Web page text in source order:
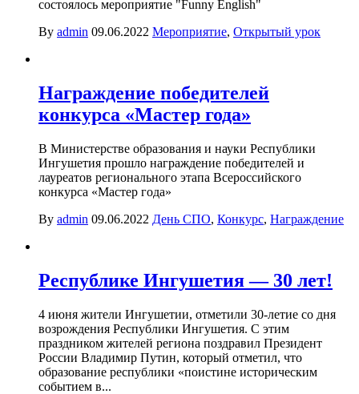
состоялось мероприятие "Funny English"
By admin 09.06.2022 Мероприятие, Открытый урок
Награждение победителей
конкурса «Мастер года»
В Министерстве образования и науки Республики
Ингушетия прошло награждение победителей и
лауреатов регионального этапа Всероссийского
конкурса «Мастер года»
By admin 09.06.2022 День СПО, Конкурс, Награждение
Республике Ингушетия — 30 лет!
4 июня жители Ингушетии, отметили 30-летие со дня
возрождения Республики Ингушетия. С этим
праздником жителей региона поздравил Президент
России Владимир Путин, который отметил, что
образование республики «поистине историческим
событием в...